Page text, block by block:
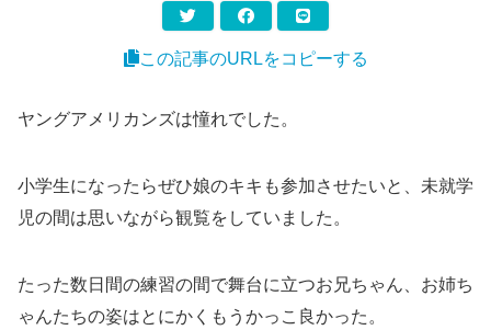
この記事のURLをコピーする
ヤングアメリカンズは憧れでした。
小学生になったらぜひ娘のキキも参加させたいと、未就学
児の間は思いながら観覧をしていました。
たった数日間の練習の間で舞台に立つお兄ちゃん、お姉ち
ゃんたちの姿はとにかくもうかっこ良かった。